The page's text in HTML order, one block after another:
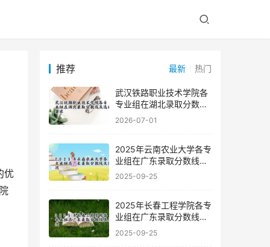
推荐 最新 热门
武汉铁路职业技术学院各
专业组在湖北录取分数线
及选科要求
2026-07-01
2025年云南农业大学各专
业组在广东录取分数线及
位次
2025-09-25
2025年长春工程学院各专
业组在广东录取分数线及
位次
2025-09-25